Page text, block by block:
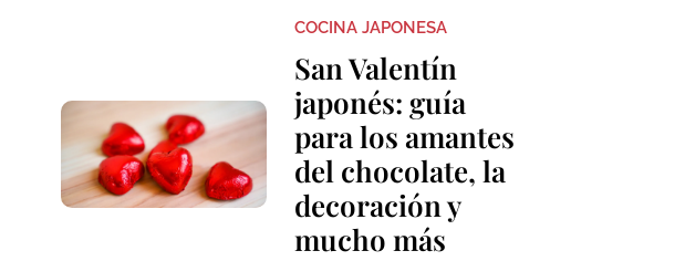
COCINA JAPONESA
San Valentín
japonés: guía
para los amantes
del chocolate, la
decoración y
mucho más